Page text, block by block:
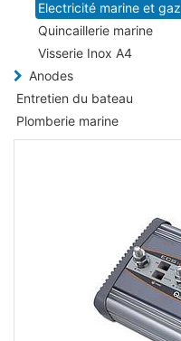
Electricité marine et gaz
Quincaillerie marine
Visserie Inox A4
Anodes
Entretien du bateau
Plomberie marine